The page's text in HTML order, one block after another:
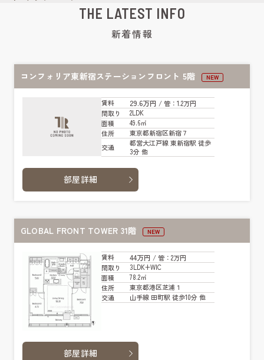
THE LATEST INFO
新着情報
コンフォリア東新宿ステーションフロント 5階 NEW
賃料 29.6万円 / 管：1.2万円
間取り
2LDK
面積
49.6㎡
住所
東京都新宿区新宿７
交通
都営大江戸線 東新宿駅 徒歩
3分 他
部屋詳細
GLOBAL FRONT TOWER 31階 NEW
賃料 44万円 / 管：2万円
間取り
3LDK+WIC
面積
78.2㎡
住所
東京都港区芝浦１
交通
山手線 田町駅 徒歩10分 他
部屋詳細